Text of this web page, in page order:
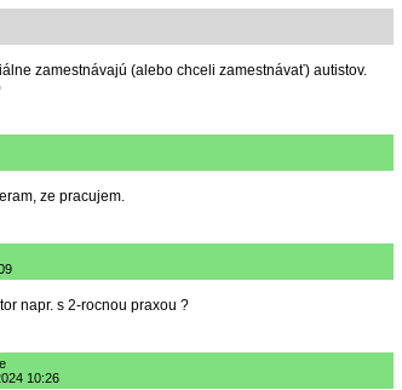
zamestnávajú (alebo chceli zamestnávať) autistov.
ze pracujem.
napr. s 2-rocnou praxou ?
10:26